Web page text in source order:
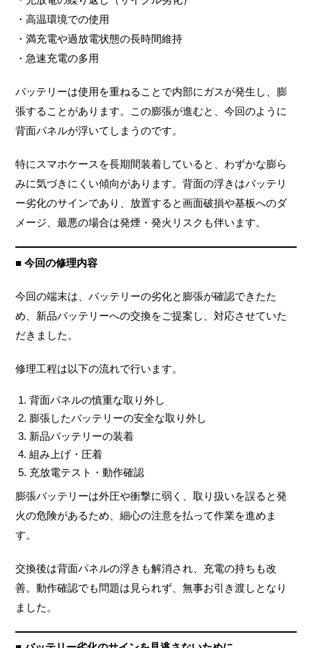
・高温環境での使用
・満充電や過放電状態の長時間維持
・急速充電の多用
バッテリーは使用を重ねることで内部にガスが発生し、膨
張することがあります。この膨張が進むと、今回のように
背面パネルが浮いてしまうのです。
特にスマホケースを長期間装着していると、わずかな膨ら
みに気づきにくい傾向があります。背面の浮きはバッテリ
ー劣化のサインであり、放置すると画面破損や基板へのダ
メージ、最悪の場合は発煙・発火リスクも伴います。
■ 今回の修理内容
今回の端末は、バッテリーの劣化と膨張が確認できたた
め、新品バッテリーへの交換をご提案し、対応させていた
だきました。
修理工程は以下の流れで行います。
背面パネルの慎重な取り外し
膨張したバッテリーの安全な取り外し
新品バッテリーの装着
組み上げ・圧着
充放電テスト・動作確認
膨張バッテリーは外圧や衝撃に弱く、取り扱いを誤ると発
火の危険があるため、細心の注意を払って作業を進めま
す。
交換後は背面パネルの浮きも解消され、充電の持ちも改
善。動作確認でも問題は見られず、無事お引き渡しとなり
ました。